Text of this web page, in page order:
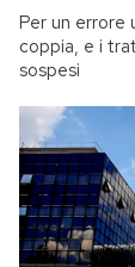
Per un errore
coppia, e i
sospesi